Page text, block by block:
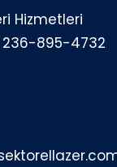
Hizmetleri
895-4732